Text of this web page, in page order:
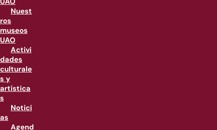
Nuest
ros
museos
UAO
Activi
dades
culturale
s y
artística
s
Notici
as
Agend